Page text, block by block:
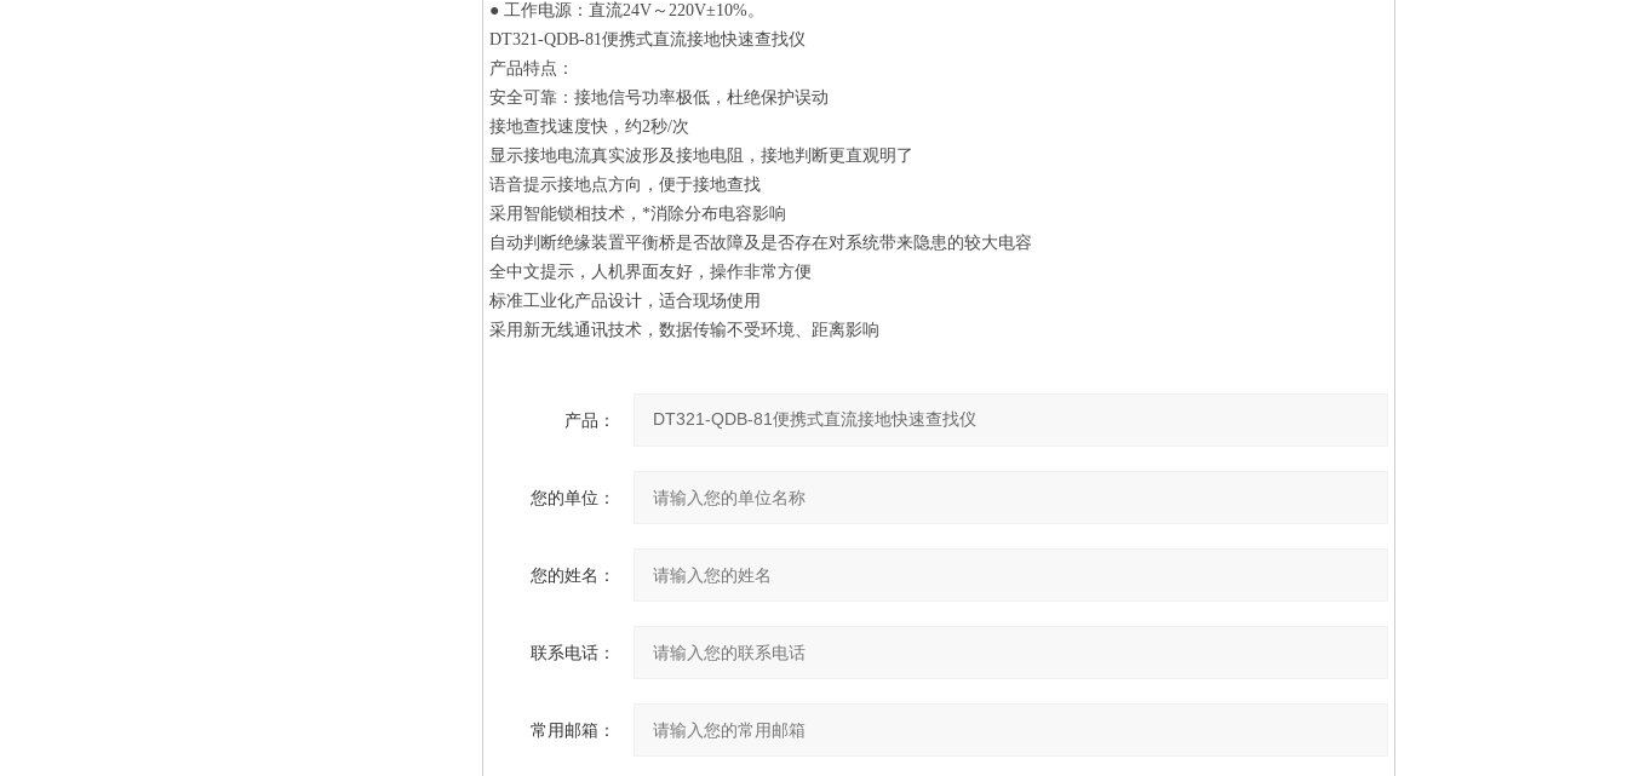
● 工作电源：直流24V～220V±10%。
DT321-QDB-81便携式直流接地快速查找仪
产品特点：
安全可靠：接地信号功率极低，杜绝保护误动
接地查找速度快，约2秒/次
显示接地电流真实波形及接地电阻，接地判断更直观明了
语音提示接地点方向，便于接地查找
采用智能锁相技术，*消除分布电容影响
自动判断绝缘装置平衡桥是否故障及是否存在对系统带来隐患的较大电容
全中文提示，人机界面友好，操作非常方便
标准工业化产品设计，适合现场使用
采用新无线通讯技术，数据传输不受环境、距离影响
产品：
您的单位：
您的姓名：
联系电话：
常用邮箱：